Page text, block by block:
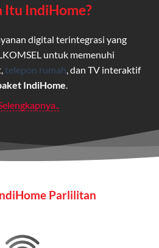
Itu IndiHome?
digital terintegrasi yang
untuk memenuhi
telepon rumah , dan TV interaktif
IndiHome
ini dirancang untuk
membutuhkan konektivitas dan
bisnis.
Parlilitan